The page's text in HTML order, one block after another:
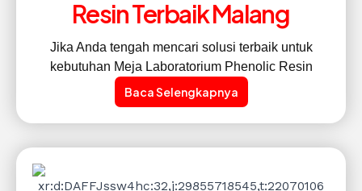
Resin Terbaik Malang
Jika Anda tengah mencari solusi terbaik untuk
kebutuhan Meja Laboratorium Phenolic Resin
Baca Selengkapnya